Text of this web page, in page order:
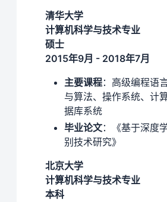
清华大学
计算机科学与技术专业
硕士
2015年9月 - 2018年7月
主要课程：高级编程语
与算法、操作系统、计
据库系统
毕业论文：《基于深度
别技术研究》
北京大学
计算机科学与技术专业
本科